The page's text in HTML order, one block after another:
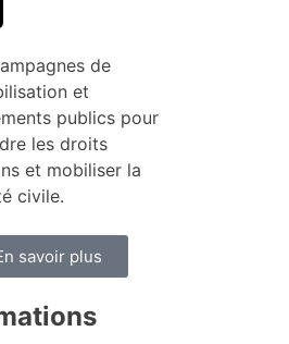
de
et
publics pour
les droits
et mobiliser la
civile.
savoir plus